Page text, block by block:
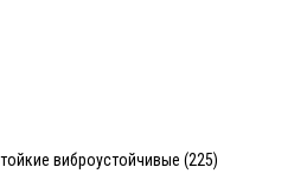
виброустойчивые (225)